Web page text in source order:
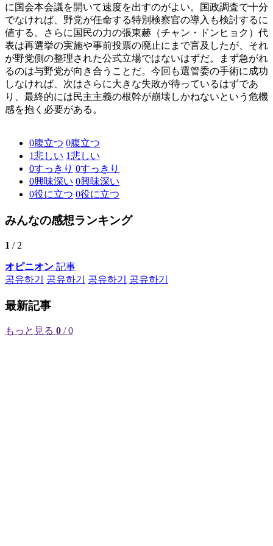
に国会本会議を開いて速度を出すのがよい。国政調査で十分
でなければ、野党が任命する特別検察官の導入も検討するに
値する。さらに国民の力の張東赫（チャン・ドンヒョク）代
表は再選挙の実施や事前投票の廃止にまで言及したが、それ
が野党側の整理された公式立場ではないはずだ。まず急がれ
るのは与野党が向き合うことだ。今回も選管委の手術に成功
しなければ、次はさらに大きな失敗が待っているはずであ
り、最終的には民主主義の根幹が崩壊しかねないという危機
感を抱く必要がある。
0腹立つ 0腹立つ
1悲しい 1悲しい
0すっきり 0すっきり
0興味深い 0興味深い
0役に立つ 0役に立つ
みんなの感想ランキング
1 / 2
オピニオン 記事
공유하기
공유하기 공유하기 공유하기
最新記事
もっと見る 0 / 0